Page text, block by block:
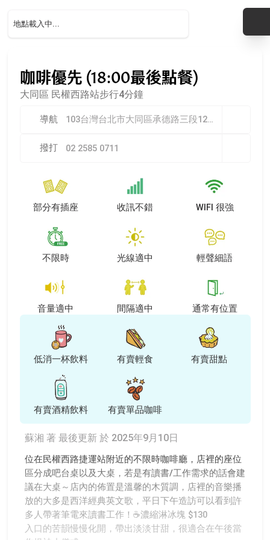
咖啡優先 (18:00最後點餐)
大同區 民權西路站步行4分鐘
導航 103台灣台北市大同區承德路三段12號1樓
撥打 02 2585 0711
部分有插座 收訊不錯 WIFI 很強
不限時 光線適中 輕聲細語
音量適中 間隔適中 通常有位置
低消一杯飲料 有賣輕食 有賣甜點
有賣酒精飲料 有賣單品咖啡
蘇湘 著 最後更新 於 2025年9月10日
位在民權西路捷運站附近的不限時咖啡廳，店裡的座位
區分成吧台桌以及大桌，若是有讀書/工作需求的話會建
議在大桌～店內的佈置是溫馨的木質調，店裡的音樂播
放的大多是西洋經典英文歌，平日下午造訪可以看到許
多人帶著筆電來讀書工作！☕️濃縮淋冰塊 $130
入口的苦韻慢慢化開，帶出淡淡甘甜，很適合在午後當